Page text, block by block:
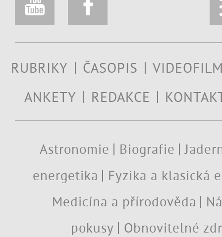
RUBRIKY ČASOPIS
ANKETY
REDAKCE
Astronomie Biografie
energetika
Fyzika a klasická
Medicína a přírodověda
pokusy
Obnovitelné